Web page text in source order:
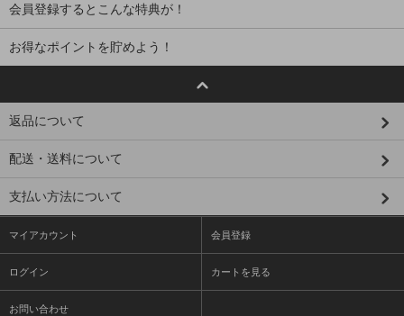
会員登録するとこんな特典が！
お得なポイントを貯めよう！
返品について
配送・送料について
支払い方法について
マイアカウント 会員登録
ログイン カートを見る
お問い合わせ